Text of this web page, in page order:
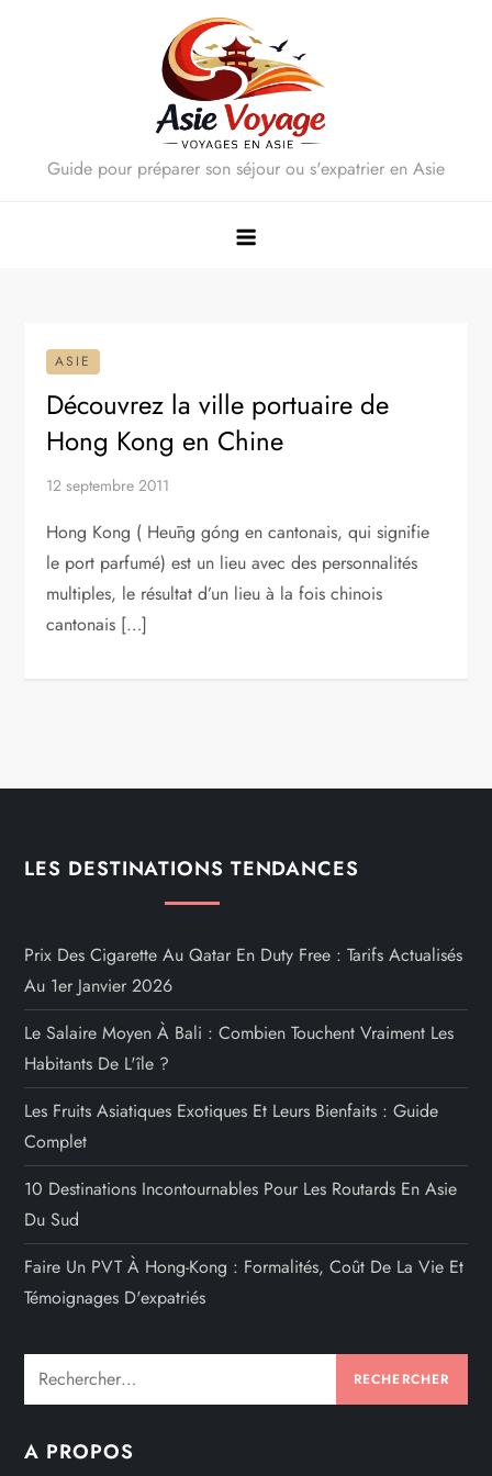
Guide pour préparer son séjour ou s'expatrier en Asie
ASIE
Découvrez la ville portuaire de
Hong Kong en Chine
12 septembre 2011
Hong Kong ( Heūng góng en cantonais, qui signifie
le port parfumé) est un lieu avec des personnalités
multiples, le résultat d’un lieu à la fois chinois
cantonais […]
LES DESTINATIONS TENDANCES
Prix Des Cigarette Au Qatar En Duty Free : Tarifs Actualisés
Au 1er Janvier 2026
Le Salaire Moyen À Bali : Combien Touchent Vraiment Les
Habitants De L'île ?
Les Fruits Asiatiques Exotiques Et Leurs Bienfaits : Guide
Complet
10 Destinations Incontournables Pour Les Routards En Asie
Du Sud
Faire Un PVT À Hong-Kong : Formalités, Coût De La Vie Et
Témoignages D'expatriés
Rechercher :
A PROPOS